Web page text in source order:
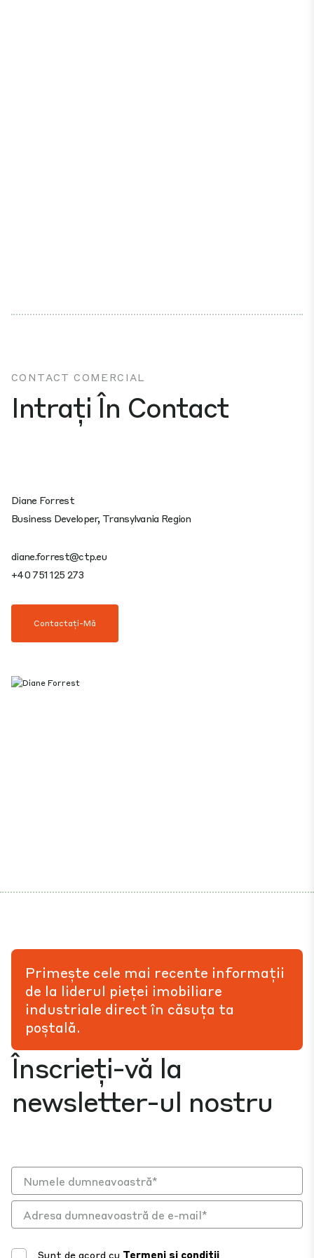
CONTACT COMERCIAL
Intrați În Contact
Diane Forrest
Business Developer, Transylvania Region
diane.forrest@ctp.eu
+40 751 125 273
Contactați-Mă
Înscrieți-vă la
newsletter-ul nostru
Sunt de acord cu Termeni și condiții
Primește cele mai recente informații
de la liderul pieței imobiliare
industriale direct în căsuța ta
poștală.